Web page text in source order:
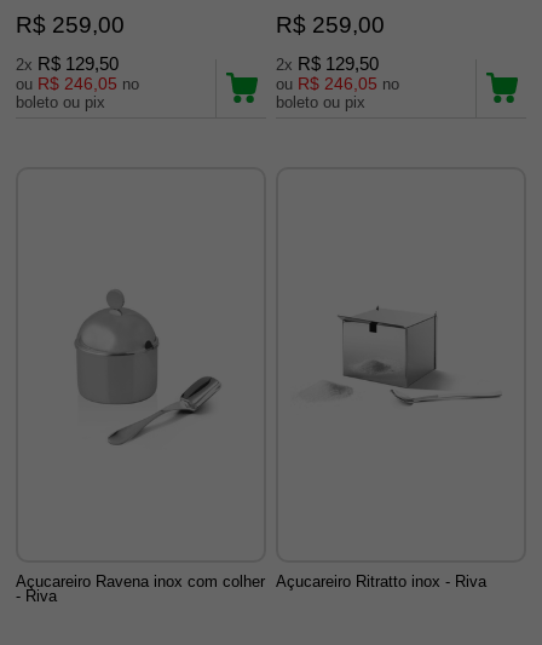
R$ 259,00
2x R$ 129,50
ou R$ 246,05 no
boleto ou pix
R$ 259,00
2x R$ 129,50
ou R$ 246,05 no
boleto ou pix
Açucareiro Ravena inox com colher
- Riva
Açucareiro Ritratto inox - Riva